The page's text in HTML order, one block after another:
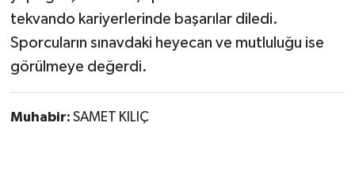
tekvando kariyerlerinde başarılar diledi.
Sporcuların sınavdaki heyecan ve mutluluğu ise
görülmeye değerdi.
Muhabir: SAMET KILIÇ